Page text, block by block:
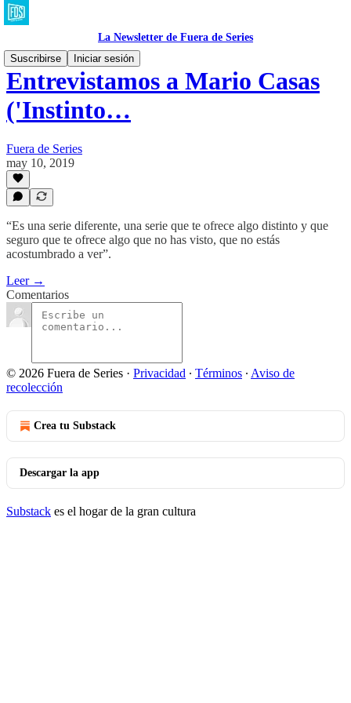
La Newsletter de Fuera de Series
Suscribirse
Iniciar sesión
Entrevistamos a Mario Casas
('Instinto…
Fuera de Series
may 10, 2019
“Es una serie diferente, una serie que te ofrece algo distinto y que
seguro que te ofrece algo que no has visto, que no estás
acostumbrado a ver”.
Leer →
Comentarios
© 2026 Fuera de Series · Privacidad ∙ Términos ∙ Aviso de
recolección
Crea tu Substack
Descargar la app
Substack es el hogar de la gran cultura